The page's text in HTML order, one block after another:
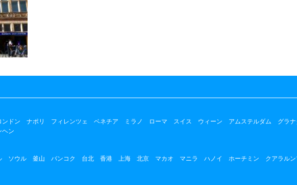
ンドン ナポリ フィレンツェ ベネチア ミラノ ローマ スイス ウィーン アムステルダム グラ
ヘン
ソウル 釜山 バンコク 台北 香港 上海 北京 マカオ マニラ ハノイ ホーチミン クアラル